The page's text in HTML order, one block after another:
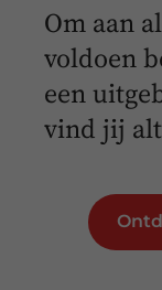
Om aan
voldoen
een
vind jij